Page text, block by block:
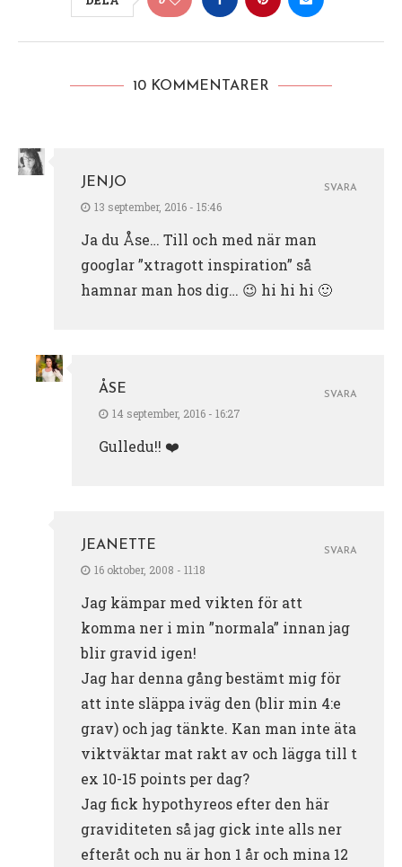
10 KOMMENTARER
JENJO
13 september, 2016 - 15:46
Ja du Åse… Till och med när man
googlar ”xtragott inspiration” så
hamnar man hos dig… 😉 hi hi hi 🙂
SVARA
ÅSE
14 september, 2016 - 16:27
Gulledu!! ❤️
SVARA
JEANETTE
16 oktober, 2008 - 11:18
Jag kämpar med vikten för att
komma ner i min ”normala” innan jag
blir gravid igen!
Jag har denna gång bestämt mig för
att inte släppa iväg den (blir min 4:e
grav) och jag tänkte. Kan man inte äta
viktväktar mat rakt av och lägga till t
ex 10-15 points per dag?
Jag fick hypothyreos efter den här
graviditeten så jag gick inte alls ner
efteråt och nu är hon 1 år och mina 12
SVARA